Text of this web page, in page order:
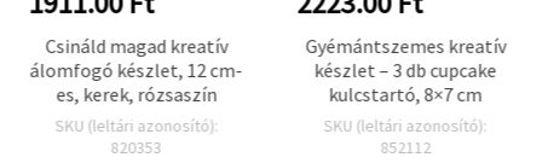
Csináld magad kreatív
álomfogó készlet, 12 cm-
es, kerek, rózsaszín
SKU (leltári azonosító):
820353
Gyémántszemes kreatív
készlet – 3 db cupcake
kulcstartó, 8×7 cm
SKU (leltári azonosító):
852112